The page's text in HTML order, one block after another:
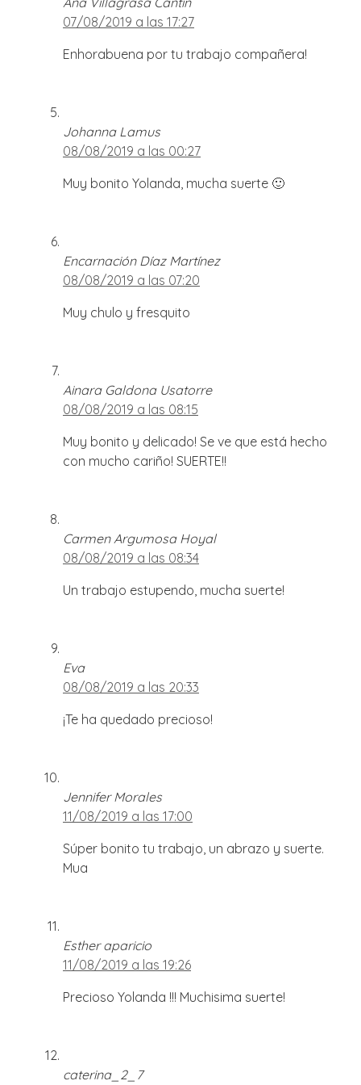
07/08/2019 a las 17:27
Enhorabuena por tu trabajo compañera!
Johanna Lamus
08/08/2019 a las 00:27
Muy bonito Yolanda, mucha suerte 🙂
Encarnación Díaz Martínez
08/08/2019 a las 07:20
Muy chulo y fresquito
Ainara Galdona Usatorre
08/08/2019 a las 08:15
Muy bonito y delicado! Se ve que está hecho
con mucho cariño! SUERTE!!
Carmen Argumosa Hoyal
08/08/2019 a las 08:34
Un trabajo estupendo, mucha suerte!
Eva
08/08/2019 a las 20:33
¡Te ha quedado precioso!
Jennifer Morales
11/08/2019 a las 17:00
Súper bonito tu trabajo, un abrazo y suerte.
Mua
Esther aparicio
11/08/2019 a las 19:26
Precioso Yolanda !!! Muchisima suerte!
caterina_2_7